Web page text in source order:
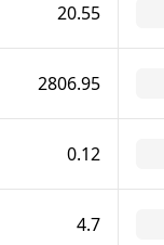
20.55
2806.95
0.12
4.7